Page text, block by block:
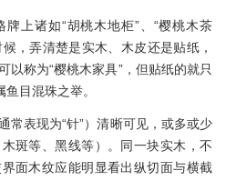
上诸如“胡桃木地柜”、“樱桃木茶
，弄清楚是实木、木皮还是贴纸，
以称为“樱桃木家具”，但贴纸的就只
目混珠之举。
表现为“针”）清晰可见，或多或少
斑等、黑线等）。同一块实木，不
面木纹应能明显看出纵切面与横截